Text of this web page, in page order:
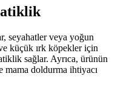
seyahatler veya yoğun
küçük ırk köpekler için
sağlar. Ayrıca, ürünün
mama doldurma ihtiyacı